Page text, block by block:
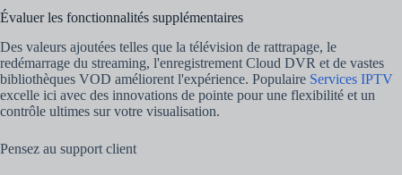
Évaluer les fonctionnalités supplémentaires
Des valeurs ajoutées telles que la télévision de rattrapage, le
redémarrage du streaming, l'enregistrement Cloud DVR et de vastes
bibliothèques VOD améliorent l'expérience. Populaire Services IPTV
excelle ici avec des innovations de pointe pour une flexibilité et un
contrôle ultimes sur votre visualisation.
Pensez au support client